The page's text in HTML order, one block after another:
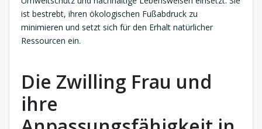
ist bestrebt, ihren ökologischen Fußabdruck zu
minimieren und setzt sich für den Erhalt natürlicher
Ressourcen ein.
Die Zwilling Frau und
ihre